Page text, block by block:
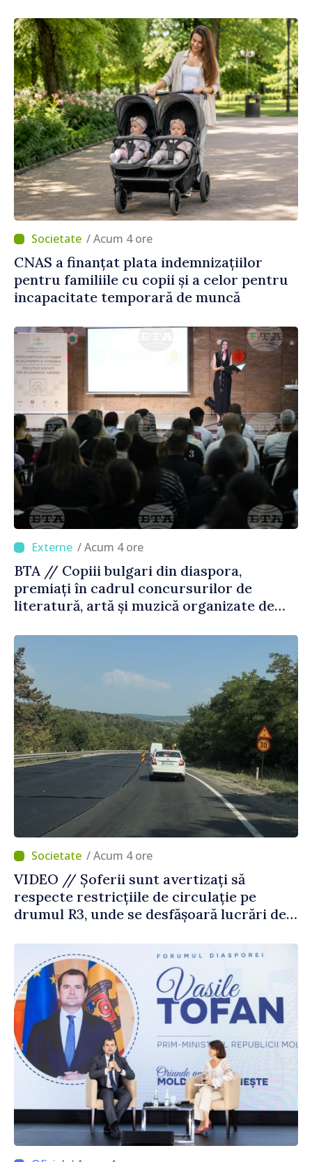
/ Acum 4 ore
CNAS a finanțat plata indemnizațiilor
pentru familiile cu copii și a celor pentru
incapacitate temporară de muncă
/ Acum 4 ore
BTA // Copiii bulgari din diaspora,
premiați în cadrul concursurilor de
literatură, artă și muzică organizate de
Străinătate
/ Acum 4 ore
VIDEO // Șoferii sunt avertizați să
respecte restricțiile de circulație pe
drumul R3, unde se desfășoară lucrări de